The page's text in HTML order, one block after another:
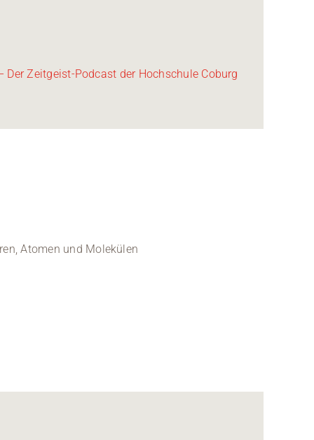
Zeitgeist-Podcast der Hochschule Coburg
Atomen und Molekülen